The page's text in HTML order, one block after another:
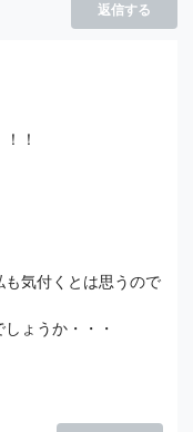
返信する
！
気付くとは思うので
ょうか・・・